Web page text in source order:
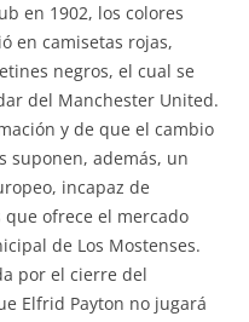
en 1902, los colores
en camisetas rojas,
negros, el cual se
del Manchester United.
y de que el cambio
suponen, además, un
incapaz de
ofrece el mercado
de Los Mostenses.
por el cierre del
Elfrid Payton no jugará